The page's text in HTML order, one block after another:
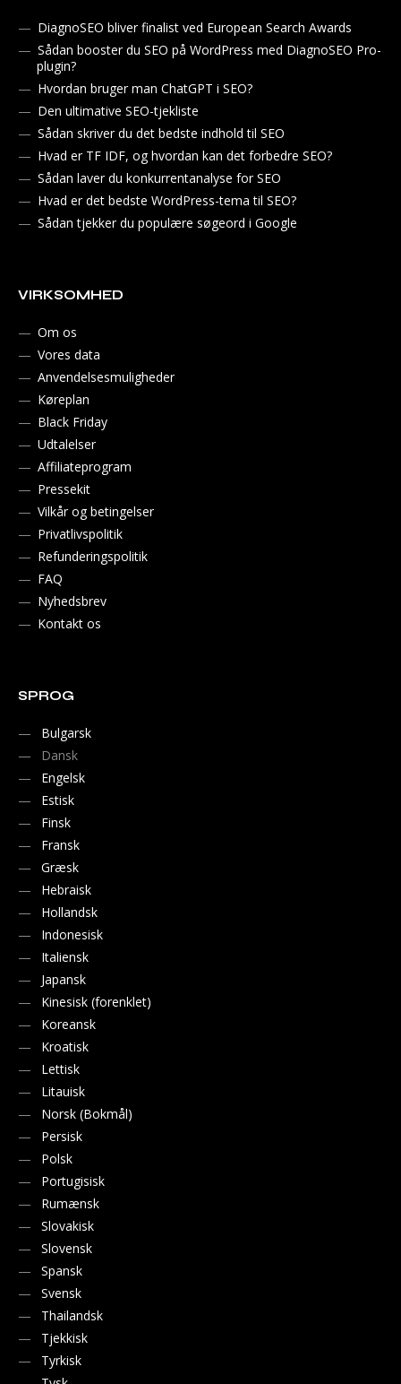
DiagnoSEO bliver finalist ved European Search Awards
Sådan booster du SEO på WordPress med DiagnoSEO Pro-
plugin?
Hvordan bruger man ChatGPT i SEO?
Den ultimative SEO-tjekliste
Sådan skriver du det bedste indhold til SEO
Hvad er TF IDF, og hvordan kan det forbedre SEO?
Sådan laver du konkurrentanalyse for SEO
Hvad er det bedste WordPress-tema til SEO?
Sådan tjekker du populære søgeord i Google
VIRKSOMHED
Om os
Vores data
Anvendelsesmuligheder
Køreplan
Black Friday
Udtalelser
Affiliateprogram
Pressekit
Vilkår og betingelser
Privatlivspolitik
Refunderingspolitik
FAQ
Nyhedsbrev
Kontakt os
SPROG
Bulgarsk
Dansk
Engelsk
Estisk
Finsk
Fransk
Græsk
Hebraisk
Hollandsk
Indonesisk
Italiensk
Japansk
Kinesisk (forenklet)
Koreansk
Kroatisk
Lettisk
Litauisk
Norsk (Bokmål)
Persisk
Polsk
Portugisisk
Rumænsk
Slovakisk
Slovensk
Spansk
Svensk
Thailandsk
Tjekkisk
Tyrkisk